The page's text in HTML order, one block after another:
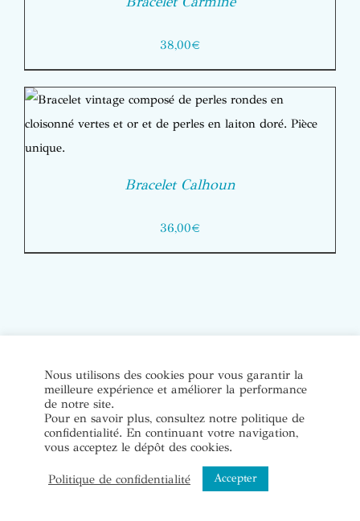
38,00€
Bracelet Calhoun
36,00€
© Copyright Bijoux de soi 2020-2022. Tous droits réservés. |
Conditions Générales de Vente|Mentions légales et politique
de confidentialité
Instagram
Nous utilisons des cookies pour vous garantir la
meilleure expérience et améliorer la performance
de notre site.
Pour en savoir plus, consultez notre politique de
confidentialité. En continuant votre navigation,
vous acceptez le dépôt des cookies.
Politique de confidentialité Accepter